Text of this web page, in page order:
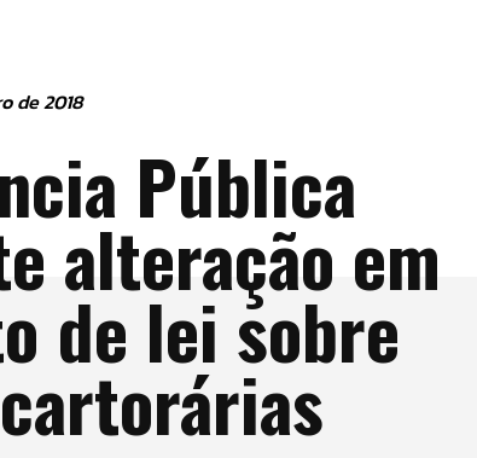
de 2018
Pública
alteração em
de lei sobre